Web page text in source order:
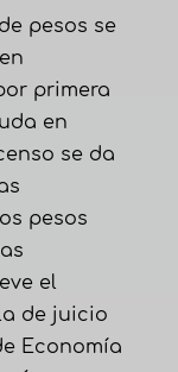
pesos se
primera
en
se da
pesos
el
de juicio
Economía